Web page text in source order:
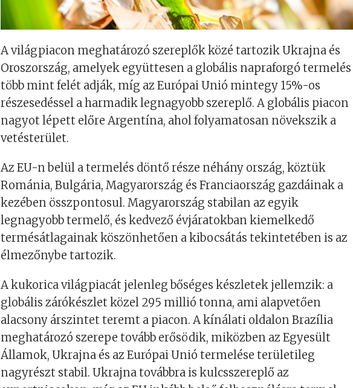
A világpiacon meghatározó szereplők közé tartozik Ukrajna és
Oroszország, amelyek együttesen a globális napraforgó termelés
több mint felét adják, míg az Európai Unió mintegy 15%-os
részesedéssel a harmadik legnagyobb szereplő. A globális piacon
nagyot lépett előre Argentína, ahol folyamatosan növekszik a
vetésterület.
Az EU-n belül a termelés döntő része néhány ország, köztük
Románia, Bulgária, Magyarország és Franciaország gazdáinak a
kezében összpontosul. Magyarország stabilan az egyik
legnagyobb termelő, és kedvező évjáratokban kiemelkedő
termésátlagainak köszönhetően a kibocsátás tekintetében is az
élmezőnybe tartozik.
A kukorica világpiacát jelenleg bőséges készletek jellemzik: a
globális zárókészlet közel 295 millió tonna, ami alapvetően
alacsony árszintet teremt a piacon. A kínálati oldalon Brazília
meghatározó szerepe tovább erősödik, miközben az Egyesült
Államok, Ukrajna és az Európai Unió termelése területileg
nagyrészt stabil. Ukrajna továbbra is kulcsszereplő az